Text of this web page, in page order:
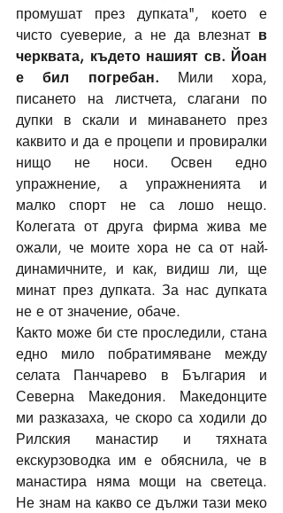
промушат през дупката", което е
чисто суеверие, а не да влезнат в
черквата, където нашият св. Йоан
е бил погребан. Мили хора,
писането на листчета, слагани по
дупки в скали и минаването през
каквито и да е процепи и провиралки
нищо не носи. Освен едно
упражнение, а упражненията и
малко спорт не са лошо нещо.
Колегата от друга фирма жива ме
ожали, че моите хора не са от най-
динамичните, и как, видиш ли, ще
минат през дупката. За нас дупката
не е от значение, обаче.
Както може би сте проследили, стана
едно мило побратимяване между
селата Панчарево в България и
Северна Македония. Македонците
ми разказаха, че скоро са ходили до
Рилския манастир и тяхната
екскурзоводка им е обяснила, че в
манастира няма мощи на светеца.
Не знам на какво се дължи тази меко